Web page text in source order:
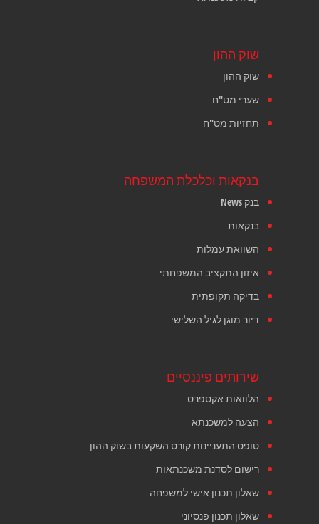
שוק ההון
שוק ההון
שערי מט"ח
תחזיות מט"ח
בנקאות וכלכלת המשפחה
בנק News
בנקאות
השוואת עמלות
איזון התקציב המשפחתי
בדיקה תקופתית
דיור מוגן לגיל השלישי
שירותים פיננסיים
הלוואות אקספרס
הצעה למשכנתא
טופס התעניינות קורס השקעות בשוק ההון
רישום לסדנת משכנתאות
שאלון תכנון אישי למשפחה
שאלון תכנון פנסיוני